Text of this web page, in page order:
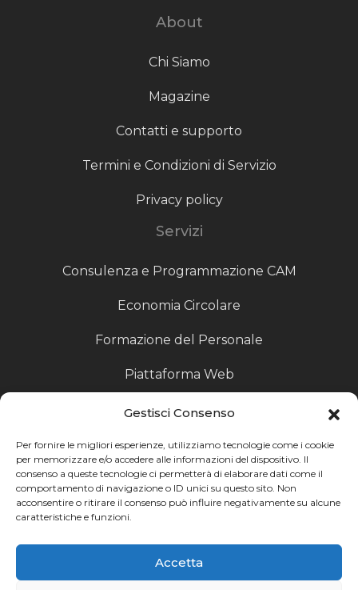
Gestisci Consenso
Per fornire le migliori esperienze, utilizziamo tecnologie come i cookie
per memorizzare e/o accedere alle informazioni del dispositivo. Il
consenso a queste tecnologie ci permetterà di elaborare dati come il
comportamento di navigazione o ID unici su questo sito. Non
acconsentire o ritirare il consenso può influire negativamente su alcune
caratteristiche e funzioni.
Accetta
About
Chi Siamo
Magazine
Contatti e supporto
Termini e Condizioni di Servizio
Privacy policy
Servizi
Consulenza e Programmazione CAM
Economia Circolare
Formazione del Personale
Piattaforma Web
Scouting fornitori
Produzione Particolari
Raccoglitori di Fine Linea
Ricerca
Ricerca avanzata
Catalogo fornitori